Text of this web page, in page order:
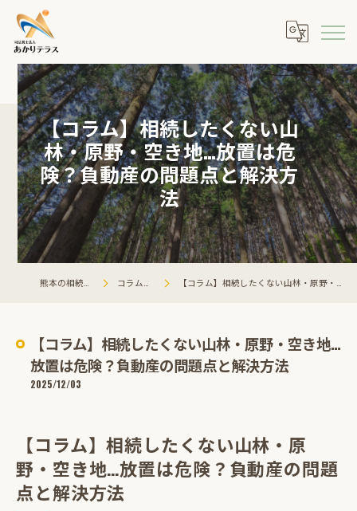
【コラム】相続したくない山
林・原野・空き地…放置は危
険？負動産の問題点と解決方
法
コラム・相談会情報 【コラム】相続したくない山林・原野・空き地…放置は危険？負動産の問題点と解決方法
【コラム】相続したくない山林・原野・空き地…
放置は危険？負動産の問題点と解決方法
2025/12/03
【コラム】相続したくない山林・原
野・空き地…放置は危険？負動産の問題
点と解決方法